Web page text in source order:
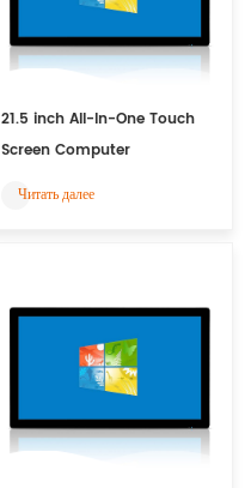
21.5 inch All-In-One Touch
Screen Computer
Читать далее